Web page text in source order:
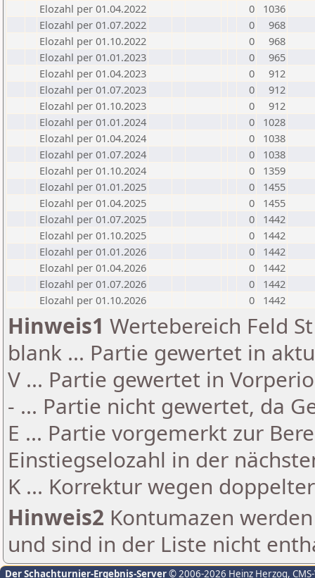
Elozahl per 01.04.2022
0
1036
Elozahl per 01.07.2022
0
968
Elozahl per 01.10.2022
0
968
Elozahl per 01.01.2023
0
965
Elozahl per 01.04.2023
0
912
Elozahl per 01.07.2023
0
912
Elozahl per 01.10.2023
0
912
Elozahl per 01.01.2024
0
1028
Elozahl per 01.04.2024
0
1038
Elozahl per 01.07.2024
0
1038
Elozahl per 01.10.2024
0
1359
Elozahl per 01.01.2025
0
1455
Elozahl per 01.04.2025
0
1455
Elozahl per 01.07.2025
0
1442
Elozahl per 01.10.2025
0
1442
Elozahl per 01.01.2026
0
1442
Elozahl per 01.04.2026
0
1442
Elozahl per 01.07.2026
0
1442
Elozahl per 01.10.2026
0 1442
Hinweis1 Wertebereich Feld
blank ... Partie gewertet in
V ... Partie gewertet in
- ... Partie nicht gewertet, da
E ... Partie vorgemerkt zur
Einstiegselozahl in der
K ... Korrektur wegen
Hinweis2 Kontumazen
und sind in der Liste nicht
Der Schachturnier-Ergebnis-Server© 2006-2026 Heinz Herzog,